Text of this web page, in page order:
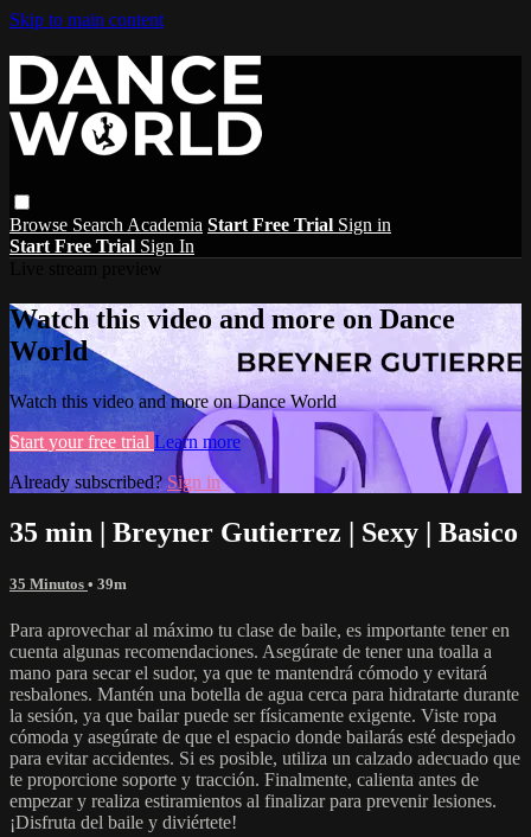
Skip to main content
Browse Search Academia Start Free Trial Sign in
Start Free Trial Sign In
Watch this video and more on Dance
World
Watch this video and more on Dance World
Start your free trial Learn more
Already subscribed? Sign in
35 min | Breyner Gutierrez | Sexy | Basico
35 Minutos • 39m
Para aprovechar al máximo tu clase de baile, es importante tener en
cuenta algunas recomendaciones. Asegúrate de tener una toalla a
mano para secar el sudor, ya que te mantendrá cómodo y evitará
resbalones. Mantén una botella de agua cerca para hidratarte durante
la sesión, ya que bailar puede ser físicamente exigente. Viste ropa
cómoda y asegúrate de que el espacio donde bailarás esté despejado
para evitar accidentes. Si es posible, utiliza un calzado adecuado que
te proporcione soporte y tracción. Finalmente, calienta antes de
empezar y realiza estiramientos al finalizar para prevenir lesiones.
¡Disfruta del baile y diviértete!